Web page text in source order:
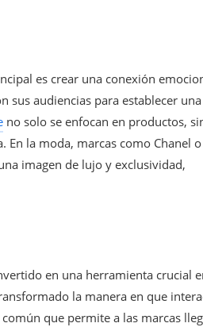
es crear una conexión
sus audiencias para establecer
no solo se enfocan en productos,
la moda, marcas como Chanel o
imagen de lujo y exclusividad,
en una herramienta crucial
la manera en que
que permite a las marcas